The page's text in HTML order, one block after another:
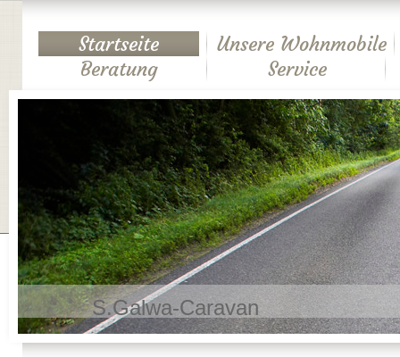
Startseite
Unsere Wohnmobile
Beratung
Service
S.Galwa-Caravan